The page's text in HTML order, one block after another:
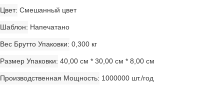
Цвет Смешанный цвет
Шаблон Напечатано
Вес Брутто Упаковки 0,300 кг
Размер Упаковки 40,00 см * 30,00 см * 8,00 см
Производственная Мощность 1000000 шт./год